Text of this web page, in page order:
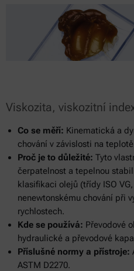
Viskozita, viskozitní
Co se měří: Kinematická a
chování v závislosti na
Proč je to důležité: Tyto
čerpatelnost a tepelnou
klasifikaci olejů (třídy ISO
nenewtonskému chování při
rychlostech.
Kde se používá: Převodové
hydraulické a převodové
Příslušné normy a přístroje:
ASTM D2270.